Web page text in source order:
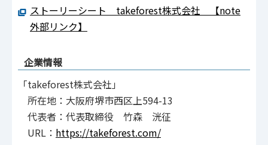
ストーリーシート takeforest株式会社 【note
外部リンク】
企業情報
「takeforest株式会社」
所在地：大阪府堺市西区上594-13
代表者：代表取締役 竹森 洸征
URL： https://takeforest.com/